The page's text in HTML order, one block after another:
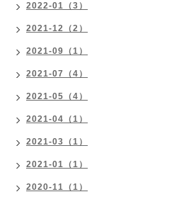
2022-01（3）
2021-12（2）
2021-09（1）
2021-07（4）
2021-05（4）
2021-04（1）
2021-03（1）
2021-01（1）
2020-11（1）